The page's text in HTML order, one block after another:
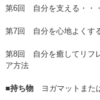
第6回 自分を支える・・
第7回 自分を心地よくす
第8回 自分を癒してリフ
ア方法
■持ち物ヨガマットまた